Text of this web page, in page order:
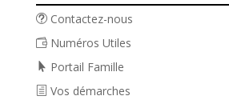
Contactez-nous
Numéros Utiles
Portail Famille
Vos démarches